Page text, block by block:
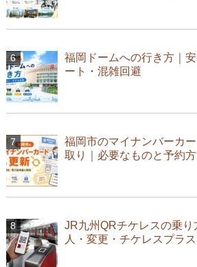
福岡ドームへの行き方｜
ート・混雑回避
福岡市のマイナンバーカ
取り｜必要なものと予約
JR九州QRチケレスの乗
人・変更・チケレスプラス